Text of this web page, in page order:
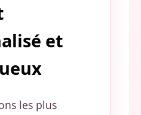
et
les plus